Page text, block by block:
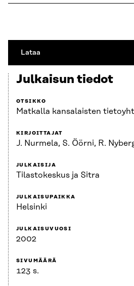
Lataa
Julkaisun tiedot
OTSIKKO
Matkalla kansalaisten
KIRJOITTAJAT
J. Nurmela, S. Öörni, R.
JULKAISIJA
Tilastokeskus ja Sitra
JULKAISUPAIKKA
Helsinki
JULKAISUVUOSI
2002
SIVUMÄÄRÄ
123 s.